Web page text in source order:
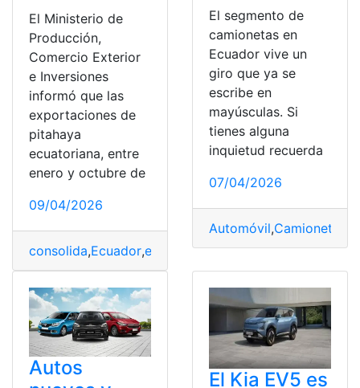
El Ministerio de
Producción,
Comercio Exterior
e Inversiones
informó que las
exportaciones de
pitahaya
ecuatoriana, entre
enero y octubre de
09/04/2026
consolida,Ecuador,ecuatoriana,Externo,Mercado,
El segmento de
camionetas en
Ecuador vive un
giro que ya se
escribe en
mayúsculas. Si
tienes alguna
inquietud recuerda
07/04/2026
Automóvil,Camionetas
Autos
El Kia EV5 es